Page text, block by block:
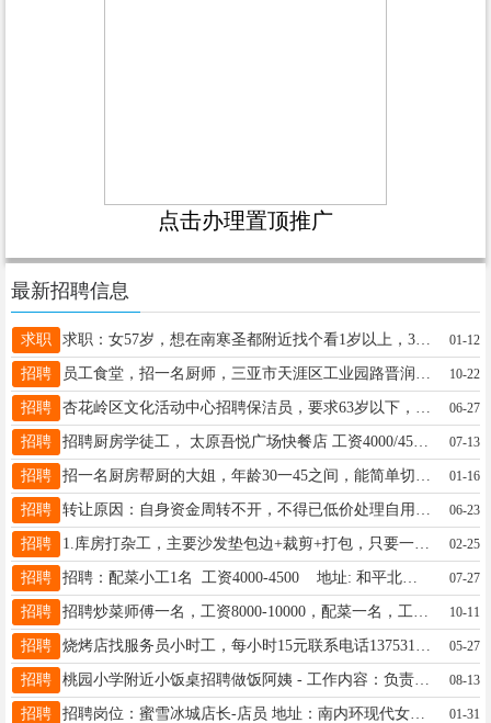
点击办理置顶推广
最新招聘信息
求职 求职：女57岁，想在南寒圣都附近找个看1岁以上，3岁以下宝宝的工作，15834047103微信同号 01-12
招聘 10-22
招聘 06-27
招聘 招聘厨房学徒工， 太原吾悦广场快餐店 工资4000/4500 有意者联系 19903437177微同 07-13
招聘 01-16
招聘 06-23
招聘 1.库房打杂工，主要沙发垫包边+裁剪+打包，只要一名，计件工资4000-5000/月 2.不卡上下班时间，方便照看小孩和老人，一天8小时左右，要长期全职，兼职/短期勿扰。 3.缝纫机包边有人教3天就学会了单一工序，年龄35-45女士优先，有缝纫基础可以适当放宽年龄限制。 地址：南中环东延与东峰路交叉口旁（道把村）15103512242（微信同号） 02-25
招聘 招聘：配菜小工1名 工资4000-4500 地址: 和平北路1551300979915234159281 07-27
招聘 10-11
招聘 05-27
招聘 桃园小学附近小饭桌招聘做饭阿姨 - 工作内容：负责小学生午餐制作（家常饭即可，简单干净） - 工作时间：周一至周五 9:30-14:30（不耽误接送孩子） - 休息安排：周六、周日双休，法定节假日正常休- 工资待遇：2000元/月，按月准时发放 - 工作地点：迎泽区桃园小学附近（步行可达） - 要求：身体健康，爱干净，有做饭经验者优先，年龄55岁以下 联系电话：13753121213（微信同号） 08-13
招聘 招聘岗位：蜜雪冰城店长-店员 地址：南内环现代女子医院 薪资：4000-6000 有经验者优先 电话13753113516 01-31